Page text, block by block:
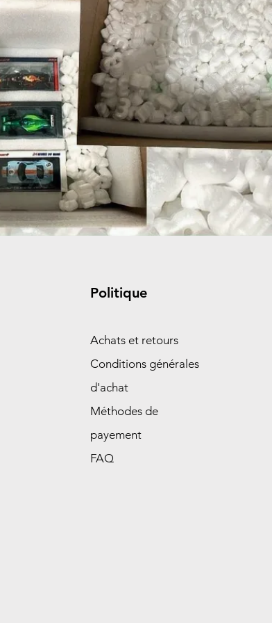
Politique
Achats et retours
Conditions générales
d'achat
Méthodes de
payement
FAQ